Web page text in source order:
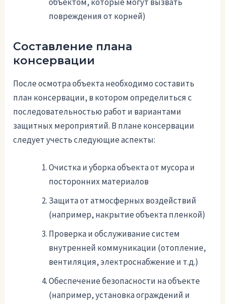
объектом, которые могут вызвать
повреждения от корней)
Составление плана
консервации
После осмотра объекта необходимо составить
план консервации, в котором определиться с
последовательностью работ и вариантами
защитных мероприятий. В плане консервации
следует учесть следующие аспекты:
Очистка и уборка объекта от мусора и
посторонних материалов
Защита от атмосферных воздействий
(например, накрытие объекта пленкой)
Проверка и обслуживание систем
внутренней коммуникации (отопление,
вентиляция, электроснабжение и т.д.)
Обеспечение безопасности на объекте
(например, установка ограждений и